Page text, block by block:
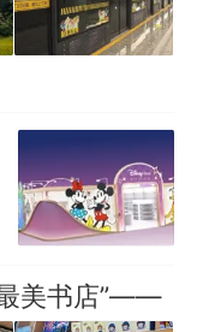
美书店”——